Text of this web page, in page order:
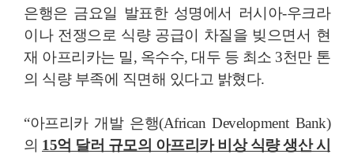
은행은 금요일 발표한 성명에서 러시아-우크라
이나 전쟁으로 식량 공급이 차질을 빚으면서 현
재 아프리카는 밀, 옥수수, 대두 등 최소 3천만 톤
의 식량 부족에 직면해 있다고 밝혔다.
“아프리카 개발 은행(African Development Bank)
의 15억 달러 규모의 아프리카 비상 식량 생산 시